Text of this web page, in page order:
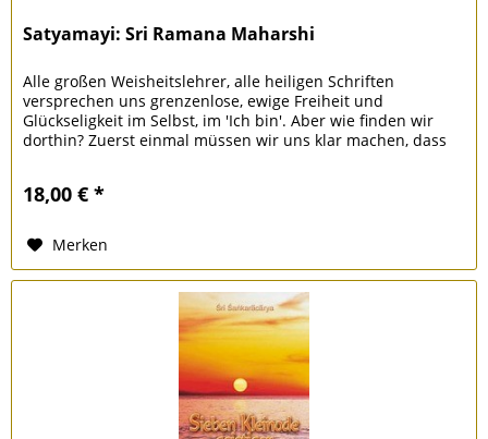
Satyamayi: Sri Ramana Maharshi
Alle großen Weisheitslehrer, alle heiligen Schriften
versprechen uns grenzenlose, ewige Freiheit und
Glückseligkeit im Selbst, im 'Ich bin'. Aber wie finden wir
dorthin? Zuerst einmal müssen wir uns klar machen, dass
18,00 € *
Merken